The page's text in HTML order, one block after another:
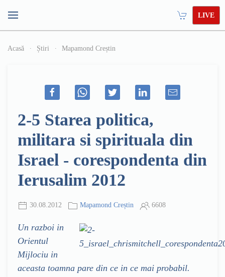
LIVE
Acasă Știri Mapamond Creștin
2-5 Starea politica,
militara si spirituala din
Israel - corespondenta din
Ierusalim 2012
30.08.2012 Mapamond Creștin 6608
Un razboi in
Orientul
Mijlociu in
aceasta toamna pare din ce in ce mai probabil.